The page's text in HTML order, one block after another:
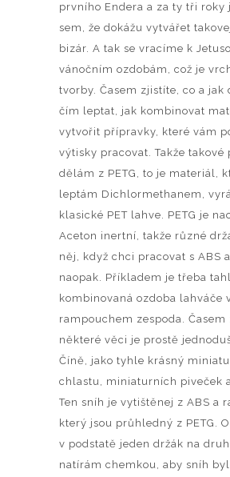
prvního Endera a za ty tři roky
sem, že dokážu vytvářet
bizár. A tak se vracíme k
vánočním ozdobám, což je
tvorby. Časem zjistíte, co a jak
čím leptat, jak kombinovat
vytvořit přípravky, které vám
výtisky pracovat. Takže takové
dělám z PETG, to je materiál,
leptám Dichlormethanem,
klasické PET lahve. PETG je
Aceton inertní, takže různé
něj, když chci pracovat s ABS
naopak. Příkladem je třeba
kombinovaná ozdoba lahváče
rampouchem zespoda. Časem
některé věci je prostě
Číně, jako tyhle krásný
chlastu, miniaturních piveček
Ten sníh je vytištěnej z ABS a
který jsou průhledný z PETG.
v podstatě jeden držák na
natírám chemkou, aby sníh